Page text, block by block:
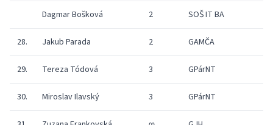
Dagmar Bošková 2 SOŠ IT BA
28. Jakub Parada 2 GAMČA
29. Tereza Tódová 3 GPárNT
30. Miroslav Ilavský 3 GPárNT